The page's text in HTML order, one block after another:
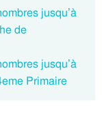
jusqu’à
de
jusqu’à
Primaire